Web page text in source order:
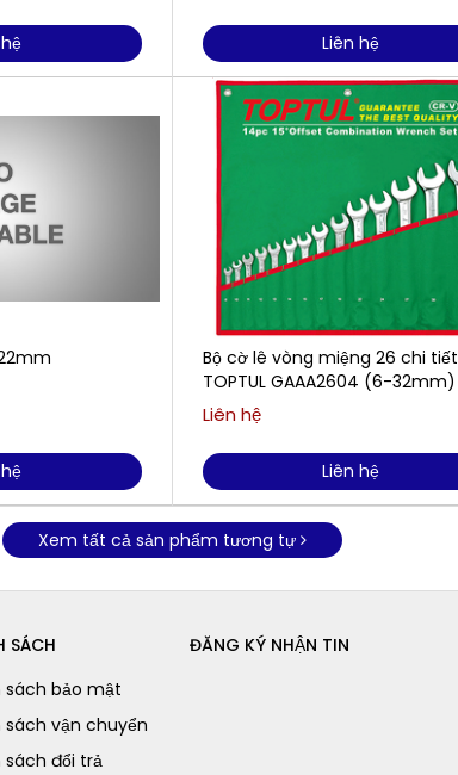
Liên hệ
Bộ cờ lê vòng miệng 26 chi tiết
TOPTUL GAAA2604 (6-32mm)
Liên hệ
Liên hệ
Xem tất cả sản phẩm tương tự
SÁCH
sách bảo mật
sách vận chuyển
sách đổi trả
ĐĂNG KÝ NHẬN TIN